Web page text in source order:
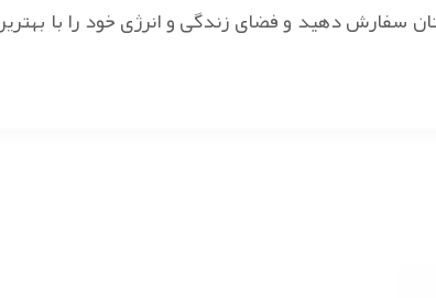
سفارش دهید و فضای زندگی و انرژی خود را با